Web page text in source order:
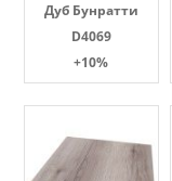
Дуб Бунратти
D4069
+10%